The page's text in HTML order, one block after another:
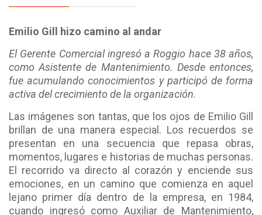
Emilio Gill hizo camino al andar
El Gerente Comercial ingresó a Roggio hace 38 años,
como Asistente de Mantenimiento. Desde entonces,
fue acumulando conocimientos y participó de forma
activa del crecimiento de la organización.
Las imágenes son tantas, que los ojos de Emilio Gill
brillan de una manera especial. Los recuerdos se
presentan en una secuencia que repasa obras,
momentos, lugares e historias de muchas personas.
El recorrido va directo al corazón y enciende sus
emociones, en un camino que comienza en aquel
lejano primer día dentro de la empresa, en 1984,
cuando ingresó como Auxiliar de Mantenimiento,